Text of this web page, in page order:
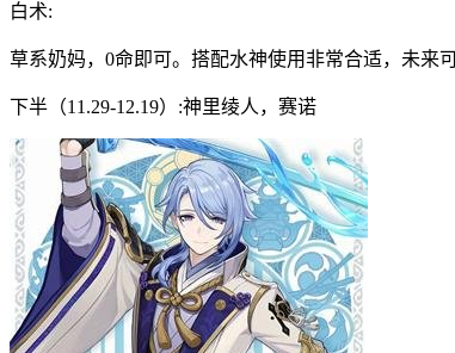
白术:
草系奶妈，0命即可。搭配水神使用非常合适，未来
下半（11.29-12.19）:神里绫人，赛诺